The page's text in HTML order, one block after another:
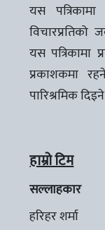
यस
यस पत्रिकामा
प्रकाशकमा
पारिश्रमिक
हाम्रो टिम
सल्लाहकार
हरिहर शर्मा